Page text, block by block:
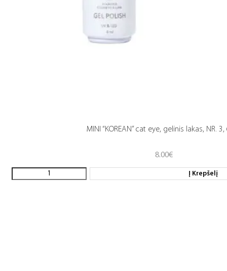
MINI “KOREAN” cat eye, gelinis lakas, NR.
8.00€
Į Krepšelį